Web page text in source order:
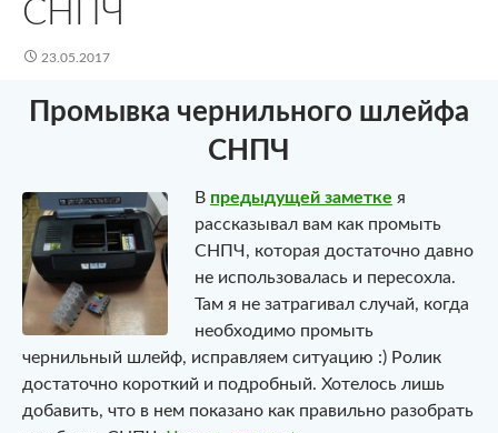
СНПЧ
23.05.2017
Промывка чернильного шлейфа
СНПЧ
В предыдущей заметке я
рассказывал вам как промыть
СНПЧ, которая достаточно давно
не использовалась и пересохла.
Там я не затрагивал случай, когда
необходимо промыть
чернильный шлейф, исправляем ситуацию :) Ролик
достаточно короткий и подробный. Хотелось лишь
добавить, что в нем показано как правильно разобрать